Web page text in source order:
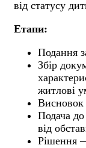
від статусу
Етапи:
Подання
Збір
житлові
Висновок
Подача
від
Рішення